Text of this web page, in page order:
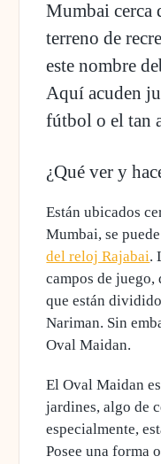
Mumbai cerca
terreno de
este nombre
Aquí acuden
fútbol o el tan
¿Qué ver y
Están ubicados
Mumbai, se
del reloj Rajabai.
campos de juego,
que están
Nariman. Sin
Oval Maidan.
ElOval Maidan
jardines, algo de
especialmente,
Posee una forma